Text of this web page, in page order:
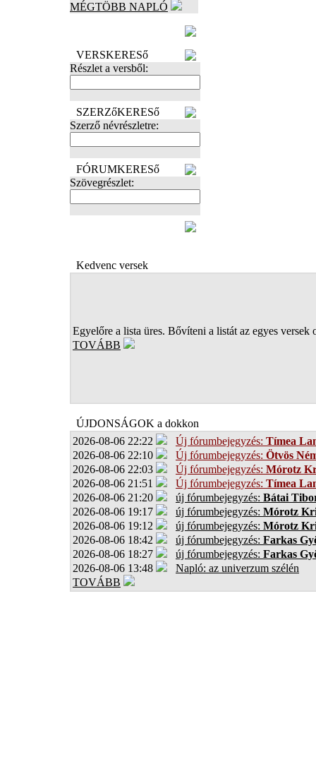
MÉGTÖBB NAPLÓ
VERSKERESő
Részlet a versből:
SZERZőKERESő
Szerző névrészletre:
FÓRUMKERESő
Szövegrészlet:
Kedvenc versek
Egyelőre a lista üres. Bővíteni a listát az egyes versek
TOVÁBB
ÚJDONSÁGOK a dokkon
2026-08-06 22:22
Új fórumbejegyzés: Tímea
2026-08-06 22:10
Új fórumbejegyzés: Ötvös
2026-08-06 22:03
Új fórumbejegyzés: Mórotz
2026-08-06 21:51
Új fórumbejegyzés: Tímea
2026-08-06 21:20
új fórumbejegyzés: Bátai
2026-08-06 19:17
új fórumbejegyzés: Mórotz
2026-08-06 19:12
új fórumbejegyzés: Mórotz
2026-08-06 18:42
új fórumbejegyzés: Farkas
2026-08-06 18:27
új fórumbejegyzés: Farkas
2026-08-06 13:48
Napló: az univerzum szélén
TOVÁBB